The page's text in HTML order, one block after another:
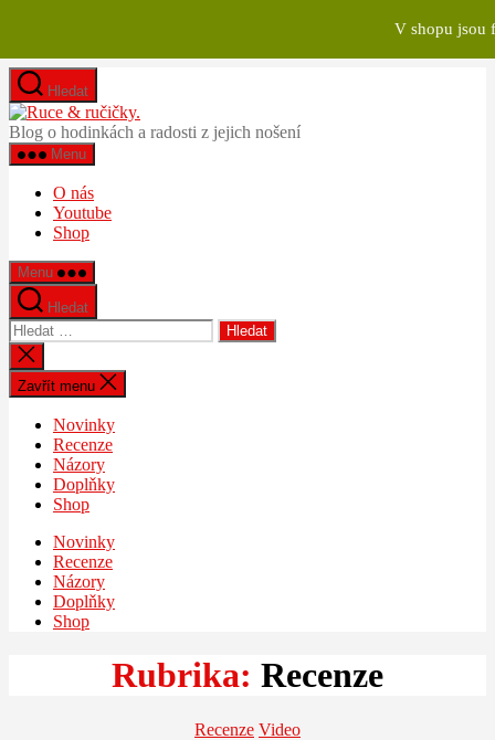
Přejít
obsahu
Hledat
&
Blog o hodinkách a radosti z jejich nošení
Menu
O nás
Youtube
Shop
Menu
Hledat
Výsledky
vyhledávání:
Zavřít
vyhledávání
Zavřít menu
Novinky
Recenze
Názory
Doplňky
Shop
Novinky
Recenze
Názory
Doplňky
Shop
Rubrika: Recenze
Rubriky
Recenze Video
V shopu jsou